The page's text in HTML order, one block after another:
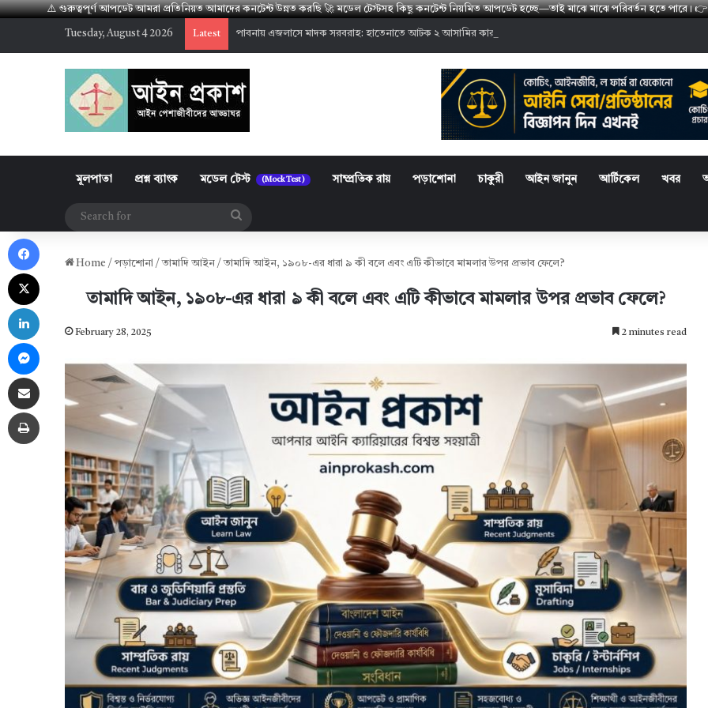
⚠️ গুরুত্বপূর্ণ আপডেট আমরা প্রতিনিয়ত আমাদের কনটেন্ট উন্নত করছি 🚀 মডেল টেস্টসহ কিছু কনটেন্ট নিয়মিত আপডেট হচ্ছে—তাই মাঝে মাঝে পরিবর্তন হতে
Tuesday, August 4 2026 Latest পাবনায় এজলাসে মাদক সরবরাহ: হাতেনাতে আটক ২ আসামির কারাদণ্ড
মূলপাতা প্রশ্ন ব্যাংক মডেল টেস্ট (Mock Test) সাম্প্রতিক রায় পড়াশোনা চাকুরী আইন জানুন আর্টিকেল খবর
Home / পড়াশোনা / তামাদি আইন / তামাদি আইন, ১৯০৮-এর ধারা ৯ কী বলে এবং এটি কীভাবে মামলার উপর প্রভাব ফেলে?
তামাদি আইন, ১৯০৮-এর ধারা ৯ কী বলে এবং এটি কীভাবে মামলার উপর প্রভাব ফেলে?
February 28, 2025 2 minutes read
Share via Email